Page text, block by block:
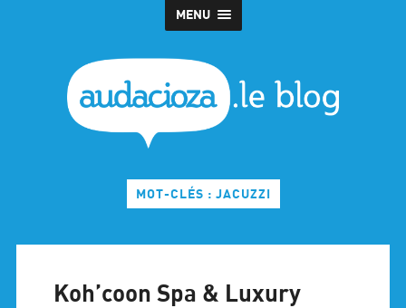
MENU
MOT-CLÉS : JACUZZI
Koh’coon Spa & Luxury